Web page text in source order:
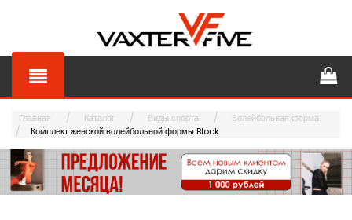
Главная Каталог Виды спорта
Волейбольная форма
Комплект женской волейбольной формы Block